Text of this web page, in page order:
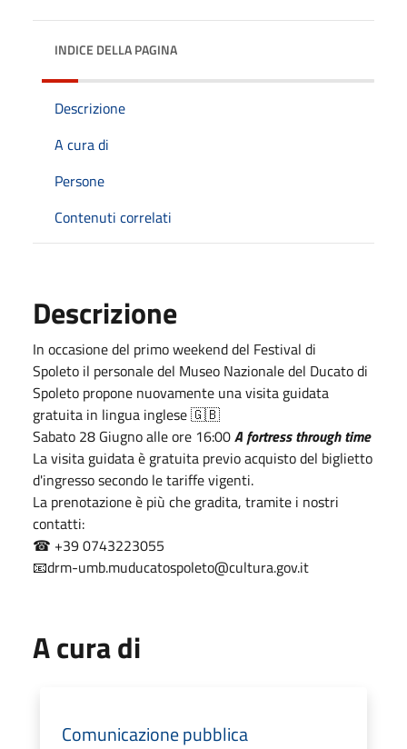
INDICE DELLA PAGINA
Descrizione
A cura di
Persone
Contenuti correlati
Descrizione
In occasione del primo weekend del Festival di
Spoleto il personale del Museo Nazionale del Ducato di
Spoleto propone nuovamente una visita guidata
gratuita in lingua inglese 🇬🇧
Sabato 28 Giugno alle ore 16:00A fortress through time
La visita guidata è gratuita previo acquisto del biglietto
d'ingresso secondo le tariffe vigenti.
La prenotazione è più che gradita, tramite i nostri
contatti:
☎ +39 0743223055
📧drm-umb.muducatospoleto@cultura.gov.it
A cura di
Comunicazione pubblica